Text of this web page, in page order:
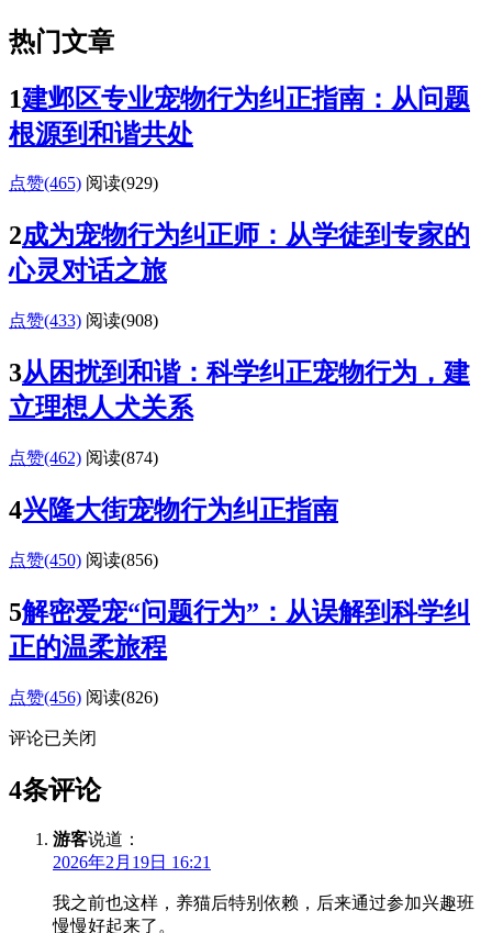
热门文章
1建邺区专业宠物行为纠正指南：从问题
根源到和谐共处
点赞(465) 阅读(929)
2成为宠物行为纠正师：从学徒到专家的
心灵对话之旅
点赞(433) 阅读(908)
3从困扰到和谐：科学纠正宠物行为，建
立理想人犬关系
点赞(462) 阅读(874)
4兴隆大街宠物行为纠正指南
点赞(450) 阅读(856)
5解密爱宠“问题行为”：从误解到科学纠
正的温柔旅程
点赞(456) 阅读(826)
评论已关闭
4条评论
游客说道：
2026年2月19日 16:21
我之前也这样，养猫后特别依赖，后来通过参加兴趣班
慢慢好起来了。